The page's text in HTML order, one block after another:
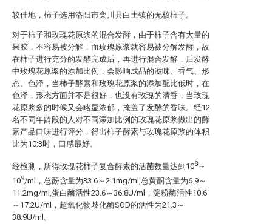
较佳地，柿子选用洛阳市栾川县白土镇的无核柿子。
对于柿子和玫瑰花原浆的混合发酵，由于柿子含有大量的
果胶，不容易被分解，而玫瑰原浆就容易被分解发酵，故
在柿子进行充分的发酵完成后，再进行混合发酵，后发酵
中玫瑰花原浆的添加比例，会影响成品的滋味、香气、形
态、色泽，当柿子酵素和玫瑰花原浆的添加配比低时，在
色泽，形态方面并不是很好，也没有玫瑰的清香，当玫瑰
花原浆多的时候又会略显浓郁，掩盖了发酵的香味。经12
名不同年龄段的人对不同添加比例的玫瑰花原浆做出的酵
素产品口味进行评分，得出柿子酵素与玫瑰花原浆的体积
比为10:3时，口感最好。
经检测，所得玫瑰花柿子复合酵素的活菌数量达到108～
109/ml，总酚含量为33.6～2.1mg/ml,总黄酮含量为6.9～
11.2mg/ml,蛋白酶活性23.6～36.8U/ml，淀粉酶活性10.6
～17.2U/ml，超氧化物歧化酶SOD的活性为21.3～
38.9U/ml。